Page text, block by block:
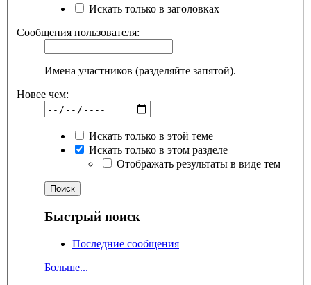
Искать только в заголовках
Сообщения пользователя:
Имена участников (разделяйте запятой).
Новее чем:
Искать только в этой теме
Искать только в этом разделе
Отображать результаты в виде тем
Быстрый поиск
Последние сообщения
Больше...